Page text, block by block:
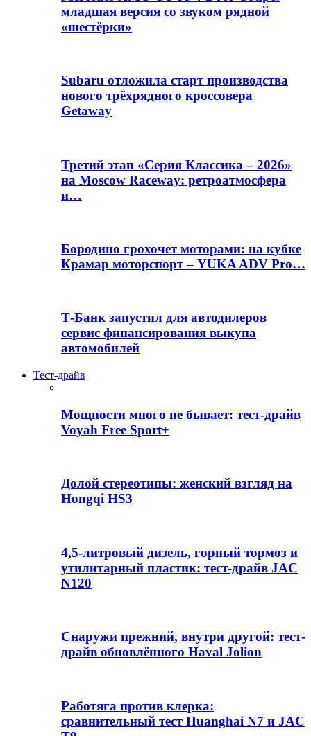
младшая версия со звуком рядной
«шестёрки»
Subaru отложила старт производства
нового трёхрядного кроссовера
Getaway
Третий этап «Серия Классика – 2026»
на Moscow Raceway: ретроатмосфера
и…
Бородино грохочет моторами: на кубке
Крамар моторспорт – YUKA ADV Pro…
Т-Банк запустил для автодилеров
сервис финансирования выкупа
автомобилей
Тест-драйв
Мощности много не бывает: тест-драйв
Voyah Free Sport+
Долой стереотипы: женский взгляд на
Hongqi HS3
4,5-литровый дизель, горный тормоз и
утилитарный пластик: тест-драйв JAC
N120
Снаружи прежний, внутри другой: тест-
драйв обновлённого Haval Jolion
Работяга против клерка:
сравнительный тест Huanghai N7 и JAC